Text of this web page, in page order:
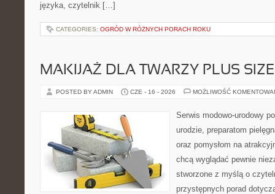
języka, czytelnik […]
CATEGORIES: OGRÓD W RÓŻNYCH PORACH ROKU
MAKIJAŻ DLA TWARZY PLUS SIZE
POSTED BY ADMIN CZE - 16 - 2026 MOŻLIWOŚĆ
Serwis modowo-urodowy
urodzie, preparatom
oraz pomysłom na
chcą wyglądać pewnie
stworzone z myślą o
przystępnych porad